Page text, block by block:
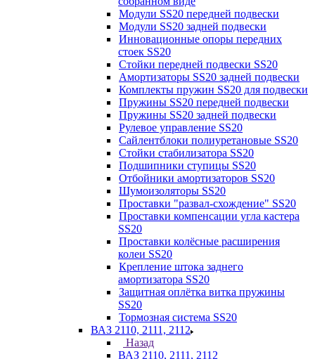
Модули SS20 передней подвески
Модули SS20 задней подвески
Инновационные опоры передних
стоек SS20
Стойки передней подвески SS20
Амортизаторы SS20 задней подвески
Комплекты пружин SS20 для подвески
Пружины SS20 передней подвески
Пружины SS20 задней подвески
Рулевое управление SS20
Сайлентблоки полиуретановые SS20
Стойки стабилизатора SS20
Подшипники ступицы SS20
Отбойники амортизаторов SS20
Шумоизоляторы SS20
Проставки "развал-схождение" SS20
Проставки компенсации угла кастера
SS20
Проставки колёсные расширения
колеи SS20
Крепление штока заднего
амортизатора SS20
Защитная оплётка витка пружины
SS20
Тормозная система SS20
ВАЗ 2110, 2111, 2112
Назад
ВАЗ 2110, 2111, 2112